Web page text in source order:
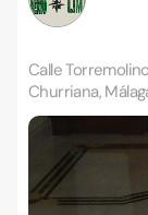
Calle
Churriana,